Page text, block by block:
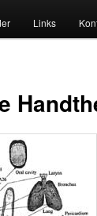
Links